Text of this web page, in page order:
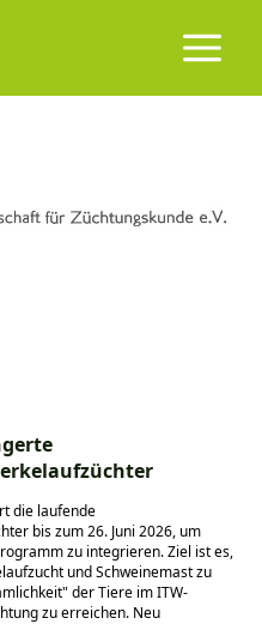
die laufende
bis zum 26. Juni 2026, um
zu integrieren. Ziel ist es,
und Schweinemast zu
der Tiere im ITW-
zu erreichen. Neu